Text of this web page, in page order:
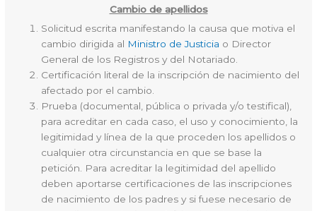
Cambio de apellidos
Solicitud escrita manifestando la causa que motiva el
cambio dirigida al Ministro de Justicia o Director
General de los Registros y del Notariado.
Certificación literal de la inscripción de nacimiento del
afectado por el cambio.
Prueba (documental, pública o privada y/o testifical),
para acreditar en cada caso, el uso y conocimiento, la
legitimidad y línea de la que proceden los apellidos o
cualquier otra circunstancia en que se base la
petición. Para acreditar la legitimidad del apellido
deben aportarse certificaciones de las inscripciones
de nacimiento de los padres y si fuese necesario de